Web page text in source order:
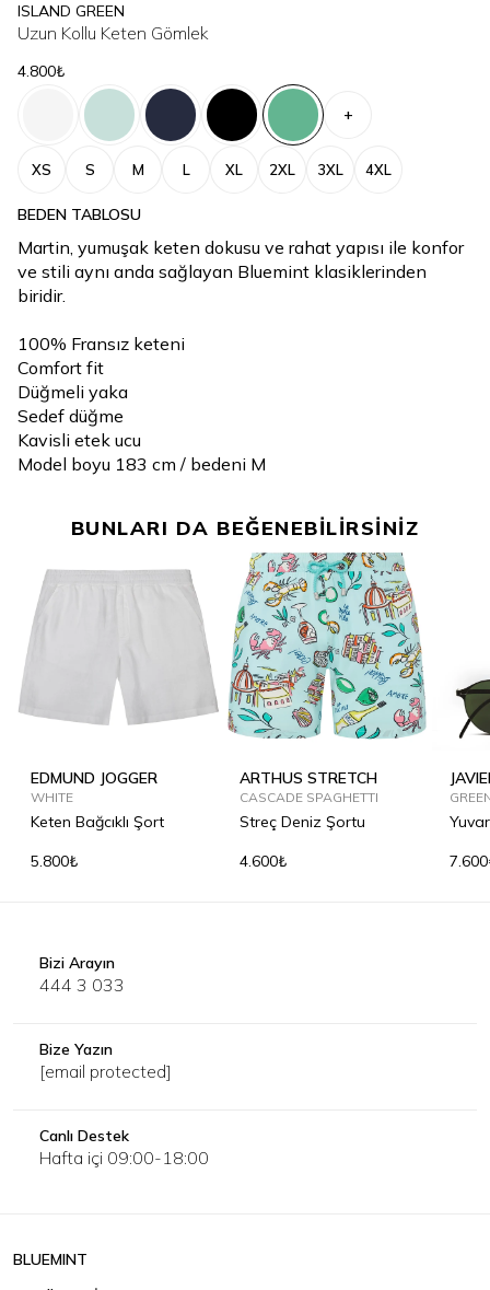
ISLAND GREEN
Uzun Kollu Keten Gömlek
4.800₺
+
XS S M L XL 2XL 3XL 4XL
BEDEN TABLOSU
Martin, yumuşak keten dokusu ve rahat yapısı ile konfor
ve stili aynı anda sağlayan Bluemint klasiklerinden
biridir.
100% Fransız keteni
Comfort fit
Düğmeli yaka
Sedef düğme
Kavisli etek ucu
Model boyu 183 cm / bedeni M
BUNLARI DA BEĞENEBİLİRSİNİZ
EDMUND JOGGER
WHITE
Keten Bağcıklı Şort
5.800₺
ARTHUS STRETCH
CASCADE SPAGHETTI
Streç Deniz Şortu
4.600₺
Bizi Arayın
444 3 033
Bize Yazın
[email protected]
Canlı Destek
Hafta içi 09:00-18:00
BLUEMINT